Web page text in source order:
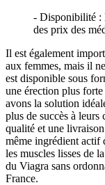
- Disponibilité :
des prix des
Il est également
aux femmes, mais il
est disponible sous
une érection plus
avons la solution
plus de succès à leurs
qualité et une
même ingrédient actif
les muscles lisses de
du Viagra sans
France.